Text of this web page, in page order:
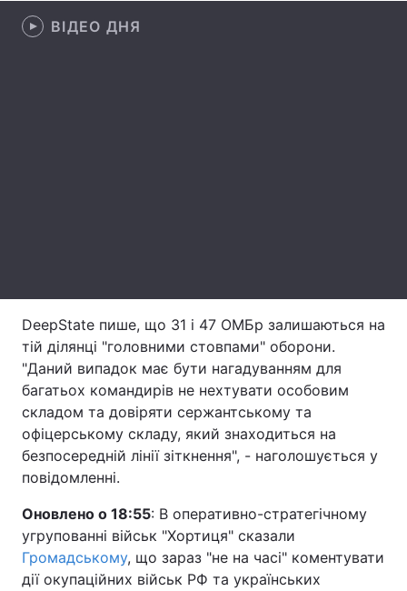
Контакти
ВІДЕО ДНЯ
DeepState пише, що 31 і 47 ОМБр залишаються на
тій ділянці "головними стовпами" оборони.
"Даний випадок має бути нагадуванням для
багатьох командирів не нехтувати особовим
складом та довіряти сержантському та
офіцерському складу, який знаходиться на
безпосередній лінії зіткнення", - наголошується у
повідомленні.
Оновлено о 18:55: В оперативно-стратегічному
угрупованні військ "Хортиця" сказали
Громадському, що зараз "не на часі" коментувати
дії окупаційних військ РФ та українських